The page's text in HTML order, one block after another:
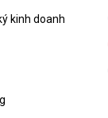
kinh doanh